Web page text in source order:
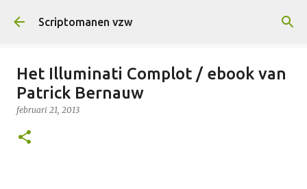
Doorgaan naar hoofdcontent
Scriptomanen vzw
Het Illuminati Complot / ebook van
Patrick Bernauw
februari 21, 2013